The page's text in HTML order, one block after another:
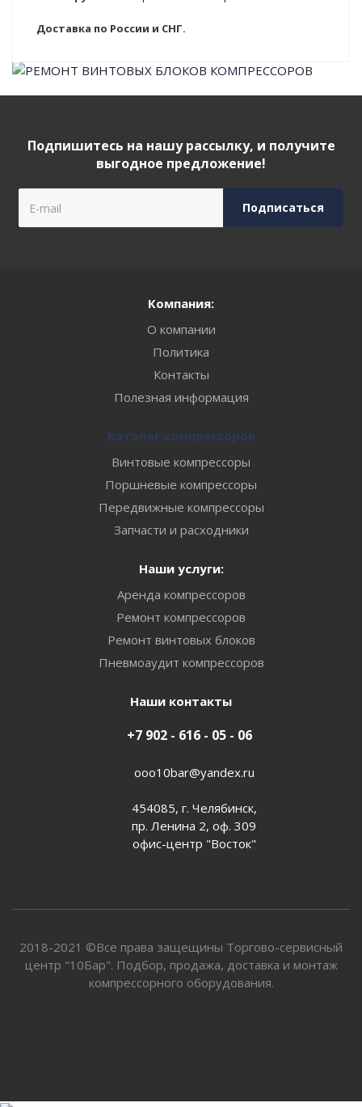
Доставка по России и СНГ.
Подпишитесь на нашу рассылку, и получите
выгодное предложение!
Компания:
О компании
Политика
Контакты
Полезная информация
Каталог компрессоров
Винтовые компрессоры
Поршневые компрессоры
Передвижные компрессоры
Запчасти и расходники
Наши услуги:
Аренда компрессоров
Ремонт компрессоров
Ремонт винтовых блоков
Пневмоаудит компрессоров
Наши контакты
+7 902 - 616 - 05 - 06
ooo10bar@yandex.ru
454085, г. Челябинск,
пр. Ленина 2, оф. 309
офис-центр "Восток"
2018-2021 ©Все права защещины Торгово-сервисный
центр "10Бар". Подбор, продажа, доставка и монтаж
компрессорного оборудования.